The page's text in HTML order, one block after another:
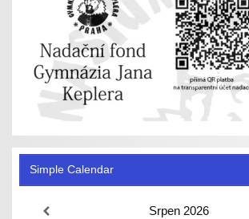
Simple Calendar
Srpen 2026